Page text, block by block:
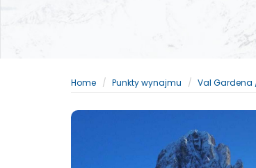
Home Punkty wynajmu Val Gardena